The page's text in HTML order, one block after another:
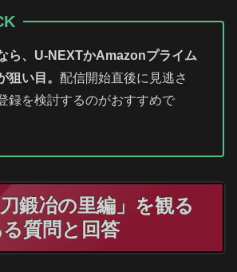
ら、U-NEXTかAmazonプライム
狙い目。 配信開始直後に見逃さ
録を検討するのがおすすめで
鍛冶の里編」を観る
質問と回答